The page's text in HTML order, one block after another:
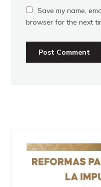
Save my name,
browser for the next